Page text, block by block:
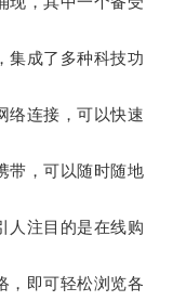
成了多种科技功
连接，可以快速
，可以随时随地
注目的是在线购
即可轻松浏览各